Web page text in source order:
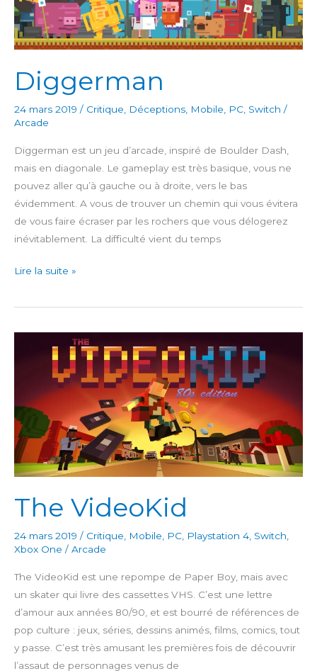
Diggerman
24 mars 2019 / Critique, Déceptions, Mobile, PC, Switch /
Arcade
Diggerman est un jeu d’arcade, inspiré de Boulder Dash,
mais en diagonale. Le gameplay est très basique, vous ne
pouvez aller qu’à gauche ou à droite, vers le bas
évidemment. A vous de trouver un chemin qui vous évitera
de vous faire écraser par les rochers que vous délogerez
inévitablement. La difficulté vient du temps
Diggerman
Lire la suite »
The VideoKid
24 mars 2019 / Critique, Mobile, PC, Playstation 4, Switch,
Xbox One / Arcade
The VideoKid est une repompe de Paper Boy, mais avec
un skater qui livre des cassettes VHS. C’est une lettre
d’amour aux années 80/90, et est bourré de références de
pop culture : jeux, séries, dessins animés, films, comics, tout
y passe. C’est très amusant les premières fois de découvrir
l’assaut de personnages venus de